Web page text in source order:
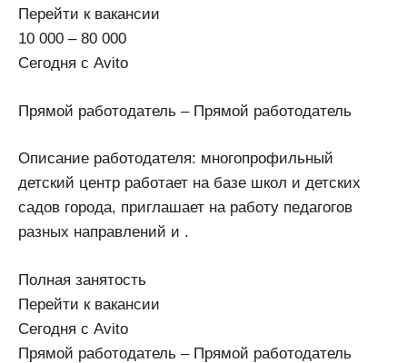
Перейти к вакансии
10 000 – 80 000
Сегодня с Avito
Прямой работодатель – Прямой работодатель
Описание работодателя: многопрофильный
детский центр работает на базе школ и детских
садов города, приглашает на работу педагогов
разных направлений и .
Полная занятость
Перейти к вакансии
Сегодня с Avito
Прямой работодатель – Прямой работодатель